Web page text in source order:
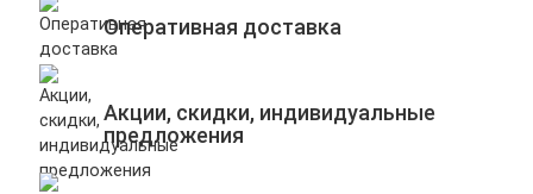
Оперативная доставка
Акции, скидки, индивидуальные
предложения